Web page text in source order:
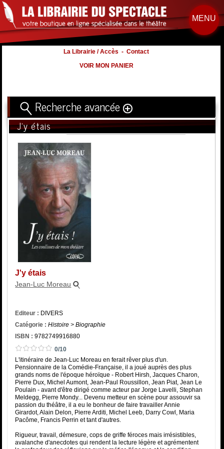
MENU
La Librairie / Accès -Contact
VOIR MON PANIER
Recherche avancée
Titre
Auteur
Éditeur
Distribution:
Nb. d'hommes :
Nb. Femmes
Nb. Enfants
Catégorie
J'y étais
J'y étais
Jean-Luc Moreau
Editeur : DIVERS
Catégorie : Histoire > Biographie
ISBN : 9782749916880
0/10
L'itinéraire de Jean-Luc Moreau en ferait rêver plus d'un.
Pensionnaire de la Comédie-Française, il a joué auprès des plus
grands noms de l'époque héroïque - Robert Hirsh, Jacques Charon,
Pierre Dux, Michel Aumont, Jean-Paul Roussillon, Jean Piat, Jean Le
Poulain - avant d'être dirigé comme acteur par Jorge Lavelli, Stephan
Meldegg, Pierre Mondy... Devenu metteur en scène pour assouvir sa
passion du théâtre, il a eu le bonheur de faire travailler Annie
Girardot, Alain Delon, Pierre Arditi, Michel Leeb, Darry Cowl, Maria
Pacôme, Francis Perrin et tant d'autres.
Rigueur, travail, démesure, cops de griffe féroces mais irrésistibles,
avalanche d'anecdotes qui rendent la lecture légère et agrémentent